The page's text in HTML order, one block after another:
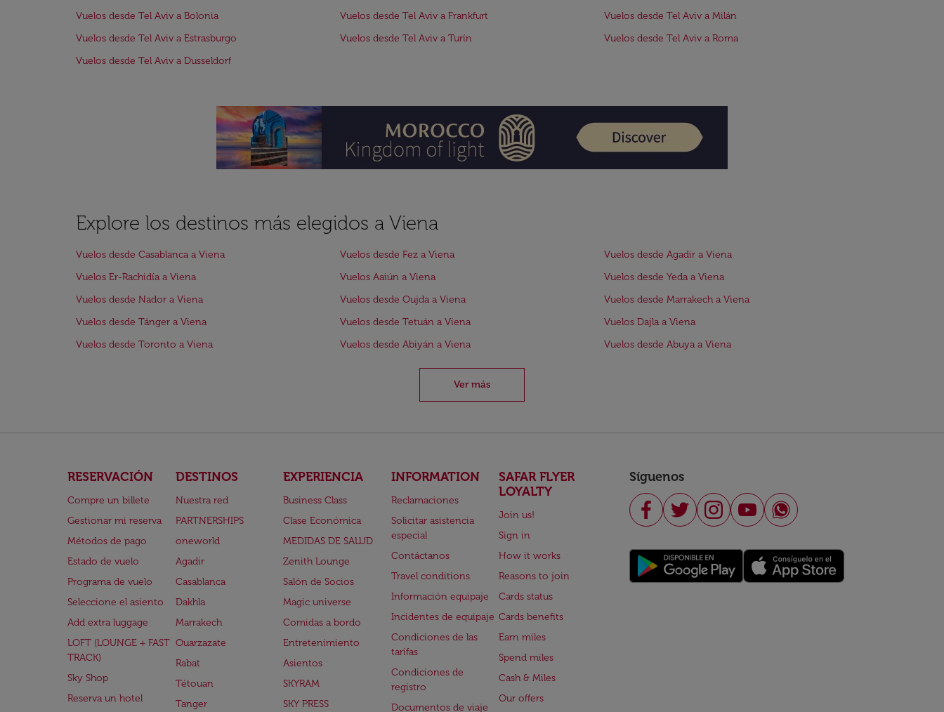
Vuelos desde Tel Aviv a Bolonia
Vuelos desde Tel Aviv a Frankfurt
Vuelos desde Tel Aviv a Milán
Vuelos desde Tel Aviv a Estrasburgo
Vuelos desde Tel Aviv a Turín
Vuelos desde Tel Aviv a Roma
Vuelos desde Tel Aviv a Dusseldorf
Explore los destinos más elegidos a Viena
Vuelos desde Casablanca a Viena Vuelos desde Fez a Viena
Vuelos desde Agadir a Viena
Vuelos Er-Rachidía a Viena
Vuelos Aaiún a Viena
Vuelos desde Yeda a Viena
Vuelos desde Nador a Viena
Vuelos desde Oujda a Viena
Vuelos desde Marrakech a Viena
Vuelos desde Tánger a Viena
Vuelos desde Tetuán a Viena
Vuelos Dajla a Viena
Vuelos desde Toronto a Viena
Vuelos desde Abiyán a Viena Vuelos desde Abuya a Viena
Ver más
RESERVACIÓN
Compre un billete
Gestionar mi reserva
Métodos de pago
Estado de vuelo
Programa de vuelo
Seleccione el asiento
Add extra luggage
LOFT (LOUNGE + FAST
TRACK)
Sky Shop
Reserva un hotel
DESTINOS
Nuestra red
PARTNERSHIPS
oneworld
Agadir
Casablanca
Dakhla
Marrakech
Ouarzazate
Rabat
Tétouan
Tanger
EXPERIENCIA
Business Class
Clase Económica
MEDIDAS DE SALUD
Zenith Lounge
Salón de Socios
Magic universe
Comidas a bordo
Entretenimiento
Asientos
SKYRAM
SKY PRESS
INFORMATION
Reclamaciones
Solicitar asistencia
especial
Contáctanos
Travel conditions
Información equipaje
Incidentes de equipaje
Condiciones de las
tarifas
Condiciones de
registro
Documentos de viaje
SAFAR FLYER
LOYALTY
Join us!
Sign in
How it works
Reasons to join
Cards status
Cards benefits
Earn miles
Spend miles
Cash & Miles
Our offers
Síguenos